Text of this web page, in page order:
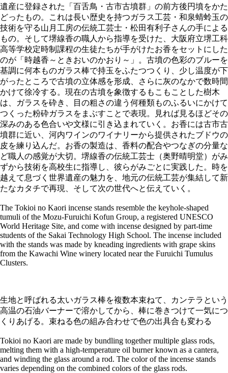
遺産に登録された「百舌鳥・古市古墳群」の前方後円墳をかた
どったもの。これは長い歴史を持つガラス工芸・和泉蜻蛉玉の
技術を守る山月工房の伝統工芸士・松田有利子さんの手による
もの。そして堺線香の職人から指導を受けた、大阪府立堺工科
高等学校定時制課程の生徒たちが手がけたお香をセットにした
のが「時越香～ときおいのかおり～」。古墳の色彩のブルーを
基調に何本ものガラス棒で持玉をふたつつくり、少し温度が下
がったところで古墳の立体感を形成、さらに灰のなかで数時間
かけて徐冷する。現在の古墳を象徴するもこもことした樹木
は、ガラスを砕き、目の粗さの違う何種類ものふるいにかけて
つくった粉砕ガラスをまぶすことで表現。見れば見るほどその
深みのある色合いや文様に引き込まれていく。お香には古市古
墳群に近い、河内ワインのワイナリーから提供されたブドウの
皮を練り込んだ。お香の製造は、香料の配合やつなぎの分量な
ど職人の感覚が大切。堺線香の伝統工芸士（奥野晴明堂）がみ
ずから技術を高校生に指導し、彼らがみごとに実践した。時を
越えて息づく世界遺産の魅力を、地元の伝統工芸が集結して新
たなカタチで再現、そして次の世代へと伝えていく。
The Tokioi no Kaori incense stands resemble the keyhole-shaped
tumuli of the Mozu-Furuichi Kofun Group, a registered UNESCO
World Heritage Site, and come with incense designed by part-time
students of the Sakai Technology High School. The incense included
with the stands was made by kneading ingredients with grape skins
from the Kawachi Wine winery located near the Furuichi Tumulus
Clusters.
生地と呼ばれる太いガラス棒を複数本束ねて、カンテラという
高温の石油バーナーで溶かしてから、棒に巻きつけて一気につ
くりあげる。束ねる色の組み合わせで色の出具合も変わる
Tokioi no Kaori are made by bundling together multiple glass rods,
melting them with a high-temperature oil burner known as a cantera,
and winding the glass around a rod. The color of the incense stands
varies depending on the combined colors of the glass rods.